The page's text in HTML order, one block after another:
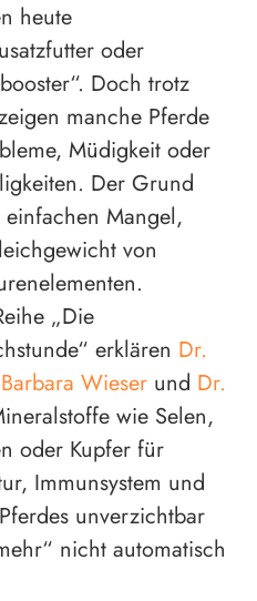
heute
oder
Doch trotz
manche Pferde
Müdigkeit oder
Der Grund
Mangel,
von
„Die
erklären Dr.
Wieser und Dr.
wie Selen,
oder Kupfer für
Immunsystem und
unverzichtbar
nicht automatisch